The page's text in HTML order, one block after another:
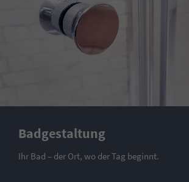
Badgestaltung
Ihr Bad – der Ort, wo der Tag beginnt.